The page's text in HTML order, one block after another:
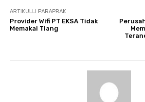
ARTIKULLI PARAPRAK
Provider Wifi PT EKSA Tidak
Memakai Tiang